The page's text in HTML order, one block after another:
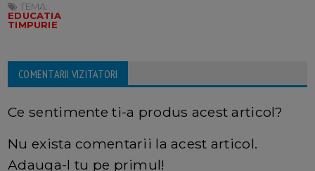
TEMA:
EDUCATIA
TIMPURIE
COMENTARII VIZITATORI
Ce sentimente ti-a produs acest articol?
Nu exista comentarii la acest articol.
Adauga-l tu pe primul!